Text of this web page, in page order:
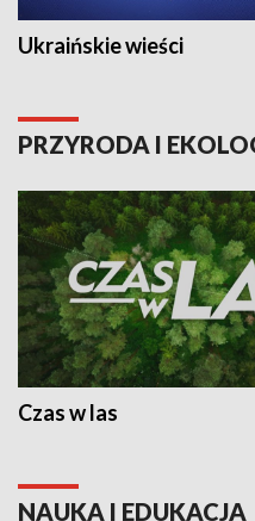
Ukraińskie wieści
PRZYRODA I
Czas w las
NAUKA I EDUKACJA